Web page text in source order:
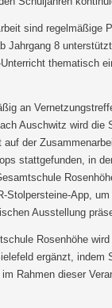
sind regelmäßige
Jahrgang 8
thematisch
an
Auschwitz wird
auf der
stattgefunden, in
Stolpersteine-App,
Ausstellung
Rosenhöhe
ergänzt,
Rahmen dieser